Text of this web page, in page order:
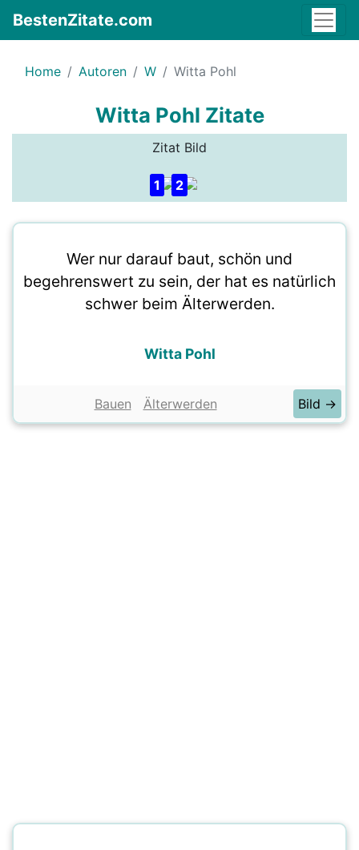
BestenZitate.com
Home Autoren W Witta Pohl
Witta Pohl Zitate
Zitat Bild
1 2
Wer nur darauf baut, schön und
begehrenswert zu sein, der hat es natürlich
schwer beim Älterwerden.
Witta Pohl
Bauen Älterwerden Bild →